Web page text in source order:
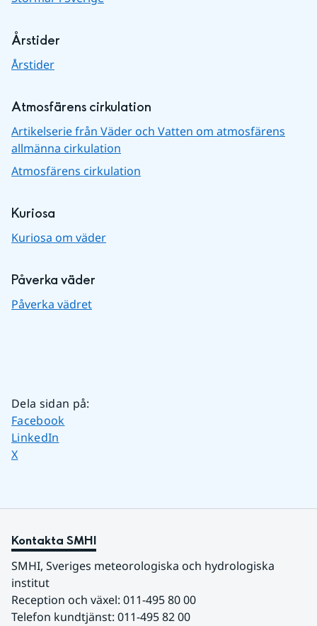
Årstider
Årstider
Atmosfärens cirkulation
Artikelserie från Väder och Vatten om atmosfärens
allmänna cirkulation
Atmosfärens cirkulation
Kuriosa
Kuriosa om väder
Påverka väder
Påverka vädret
Dela sidan på:
Dela sidan på
Facebook
Dela sidan på
LinkedIn
Dela sidan på
X
Kontakta SMHI
SMHI, Sveriges meteorologiska och hydrologiska
institut
Reception och växel: 011-495 80 00
Telefon kundtjänst: 011-495 82 00